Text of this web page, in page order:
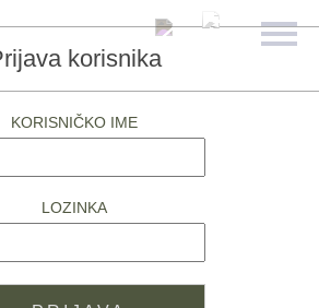
korisnika
KORISNIČKO IME
LOZINKA